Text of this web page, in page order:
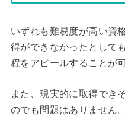
いずれも難易度が高い資
得ができなかったとして
程をアピールすることが
また、現実的に取得でき
のでも問題はありません。